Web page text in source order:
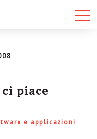
piace
e applicazioni